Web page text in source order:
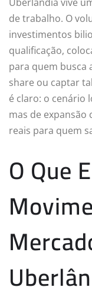
de trabalho. O
investimentos
qualificação,
para quem busca
share ou captar
é claro: o cenário
mas de
reais para quem
O Que